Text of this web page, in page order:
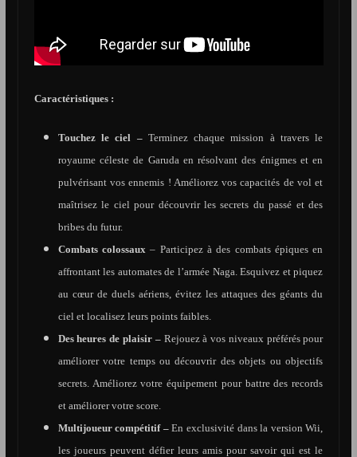
Caractéristiques :
Touchez le ciel – Terminez chaque mission à travers le
royaume céleste de Garuda en résolvant des énigmes et en
pulvérisant vos ennemis ! Améliorez vos capacités de vol et
maîtrisez le ciel pour découvrir les secrets du passé et des
bribes du futur.
Combats colossaux– Participez à des combats épiques en
affrontant les automates de l’armée Naga. Esquivez et piquez
au cœur de duels aériens, évitez les attaques des géants du
ciel et localisez leurs points faibles.
Des heures de plaisir – Rejouez à vos niveaux préférés pour
améliorer votre temps ou découvrir des objets ou objectifs
secrets. Améliorez votre équipement pour battre des records
et améliorer votre score.
Multijoueur compétitif –En exclusivité dans la version Wii,
les joueurs peuvent défier leurs amis pour savoir qui est le